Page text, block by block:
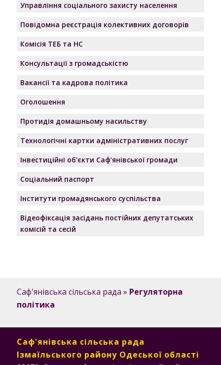
Управління соціального захисту населення
Повідомна реєстрація колективних договорів
Комісія ТЕБ та НС
Консультації з громадськістю
Вакансії та кадрова політика
Оголошення
Протидія домашньому насильству
Технологічні картки адміністративних послуг
Інвестиційні об’єкти Саф’янівської громади
Соціальний паспорт
Інститути громадянського суспільства
Відеофіксація засідань постійних депутатських
комісій та сесій
Саф'янівська сільська рада » Регуляторна
політика
Саф'янівська сільська рада
Ізмаїльського району Одеської області